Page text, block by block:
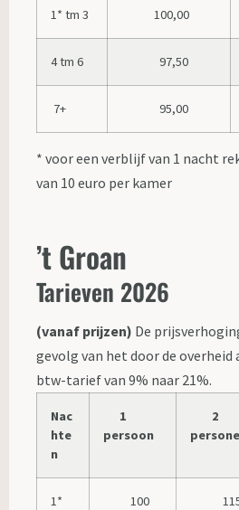
1* tm 3 100,00
4 tm 6 97,50
7+ 95,00
* voor een verblijf van 1 nacht
van 10 euro per kamer
’t Groan
Tarieven 2026
(vanaf prijzen) De
gevolg van het door de overheid
btw-tarief van 9% naar 21%.
Nac
hte
n
1
persoon
2
1*
100